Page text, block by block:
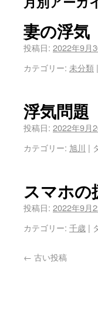
妻の浮
投稿日: 2022年9月
カテゴリー: 未分類 |
浮気問
投稿日: 2022年9月
カテゴリー: 旭川 |
スマホの
投稿日: 2022年9月
カテゴリー: 千歳 |
← 古い投稿